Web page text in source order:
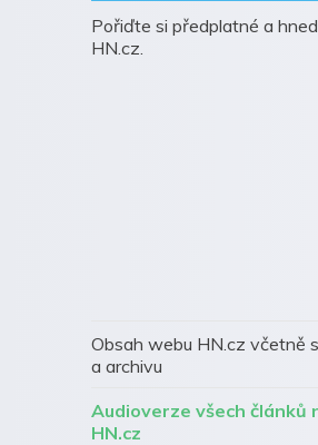
Pořiďte si předplatné a
HN.cz.
Obsah webu HN.cz včetně
a archivu
Audioverze všech článků
HN.cz